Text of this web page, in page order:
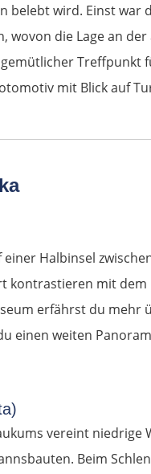
belebt wird. Einst war
wovon die Lage an
Treffpunkt
mit Blick auf
Halbinsel
kontrastieren mit
erfährst du mehr
einen weiten
vereint niedrige
Beim